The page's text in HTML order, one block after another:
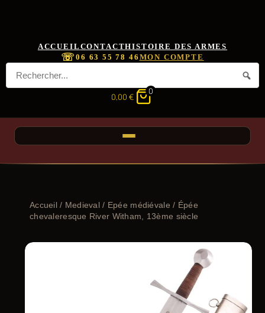
ACCUEIL CONTACTHISTOIRE DES ARMES
☏06 63 55 78 46 MON COMPTE
0,00 €
0
Accueil/ Medieval / Epée médiévale / Épée
chevaleresque River Witham, 13ème siècle